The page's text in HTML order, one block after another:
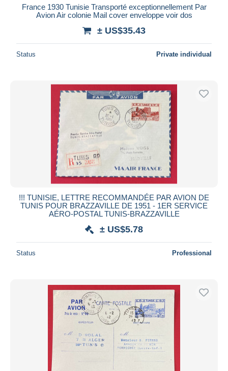
France 1930 Tunisie Transporté exceptionnellement Par
Avion Air colonie Mail cover enveloppe voir dos
± US$35.43
Status Private individual
!!! TUNISIE, LETTRE RECOMMANDÉE PAR AVION DE
TUNIS POUR BRAZZAVILLE DE 1951 - 1ER SERVICE
AÉRO-POSTAL TUNIS-BRAZZAVILLE
± US$5.78
Status Professional